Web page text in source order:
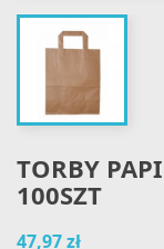
TORBY
100SZT
47,97 zł